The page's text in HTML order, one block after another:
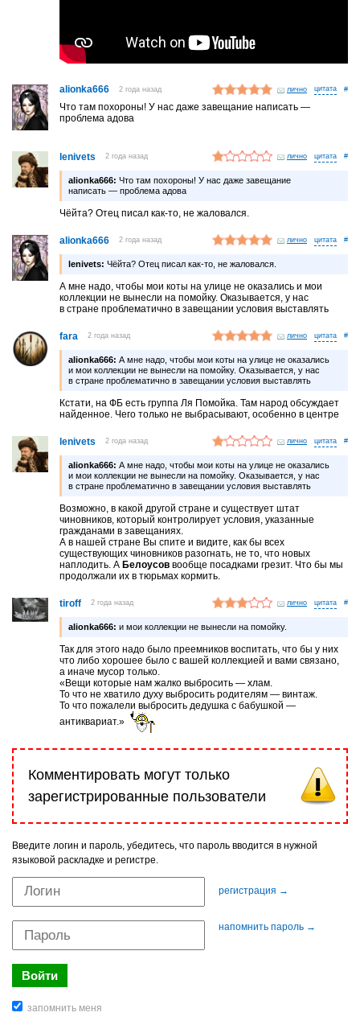
alionka666 2 года назад лично #
Что там похороны! У нас даже завещание написать —
проблема адова
lenivets 2 года назад лично #
alionka666: Что там похороны! У нас даже завещание
написать — проблема адова
Чёйта? Отец писал как-то, не жаловался.
alionka666 2 года назад лично #
lenivets: Чёйта? Отец писал как-то, не жаловался.
А мне надо, чтобы мои коты на улице не оказались и мои
коллекции не вынесли на помойку. Оказывается, у нас
в стране проблематично в завещании условия выставлять
fara 2 года назад лично #
alionka666: А мне надо, чтобы мои коты на улице не оказались
и мои коллекции не вынесли на помойку. Оказывается, у нас
в стране проблематично в завещании условия выставлять
Кстати, на ФБ есть группа Ля Помойка. Там народ обсуждает
найденное. Чего только не выбрасывают, особенно в центре
lenivets 2 года назад лично #
alionka666: А мне надо, чтобы мои коты на улице не оказались
и мои коллекции не вынесли на помойку. Оказывается, у нас
в стране проблематично в завещании условия выставлять
Возможно, в какой другой стране и существует штат
чиновников, который контролирует условия, указанные
гражданами в завещаниях.
А в нашей стране Вы спите и видите, как бы всех
существующих чиновников разогнать, не то, что новых
наплодить. АБелоусов вообще посадками грезит. Что бы мы
продолжали их в тюрьмах кормить.
tiroff 2 года назад лично #
alionka666: и мои коллекции не вынесли на помойку.
Так для этого надо было преемников воспитать, что бы у них
что либо хорошее было с вашей коллекцией и вами связано,
а иначе мусор только.
«Вещи которые нам жалко выбросить — хлам.
То что не хватило духу выбросить родителям — винтаж.
То что пожалели выбросить дедушка с бабушкой —
антиквариат.»
Комментировать могут только
зарегистрированные пользователи
Введите логин и пароль, убедитесь, что пароль вводится в нужной
языковой раскладке и регистре.
регистрация →
напомнить пароль →